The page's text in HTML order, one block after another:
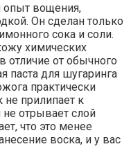
опыт вощения,
Он сделан только
сока и соли.
химических
отличие от обычного
паста для шугаринга
практически
не прилипает к
отрывает слой
что это менее
воска, и у вас